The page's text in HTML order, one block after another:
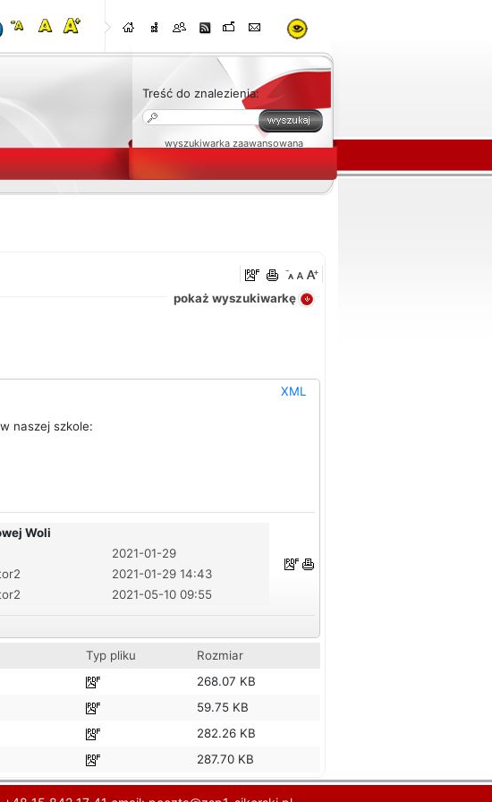
Treść do znalezienia:
wyszukiwarka zaawansowana
pokaż wyszukiwarkę
XML
naszej szkole:
Woli
2021-01-29
2021-01-29 14:43
2021-05-10 09:55
Typ pliku
Rozmiar
268.07 KB
59.75 KB
282.26 KB
287.70 KB